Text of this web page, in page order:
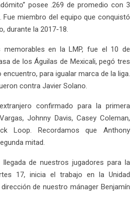
posee .269 de promedio con 3
Fue miembro del equipo que conquistó
durante la 2017-18.
en la LMP, fue el 10 de
de los Águilas de Mexicali, pegó tres
para igualar marca de la liga.
contra Javier Solano.
confirmado para la primera
Johnny Davis, Casey Coleman,
Loop. Recordamos que Anthony
mitad.
de nuestros jugadores para la
17, inicia el trabajo en la Unidad
de nuestro mánager Benjamín